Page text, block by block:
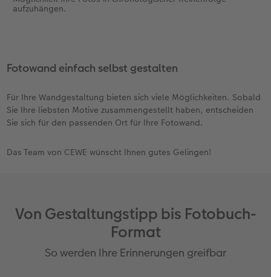
wird die Anordnung der Bilder automatisch
Küche: Um beim Kochen und Essen auch
eine individuelle Wandgestaltung mit
eigenen Fotos. In diesem Raum kommen
Motive zum Thema Essen oder auch
Ein Direktdruck hinter Acrylglas ist für diese
aufzuhängen.
Fotowand einfach selbst gestalten
Für Ihre Wandgestaltung bieten sich viele Möglichkeiten. Sobald
Sie Ihre liebsten Motive zusammengestellt haben, entscheiden
Sie sich für den passenden Ort für Ihre Fotowand.
Das Team von CEWE wünscht Ihnen gutes Gelingen!
Von Gestaltungstipp bis Fotobuch-
Format
So werden Ihre Erinnerungen greifbar